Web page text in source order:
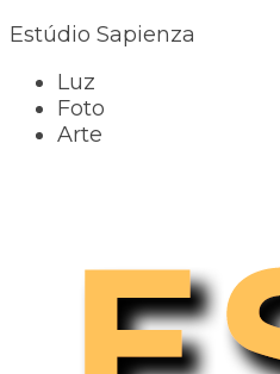
Estúdio Sapienza
Luz
Foto
Arte